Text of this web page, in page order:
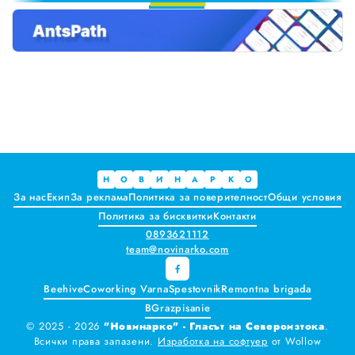
Шумен
Търговище
Добрич
Краставиците са 95% вода. Предлагат ли някакви хранителни ползи?
Как да постъпваме с близките, които не ни ценят
Н О В И Н А Р К О
За насЕкипЗа рекламаПолитика за поверителностОбщи условия
Политика за бисквиткиКонтакти
0893621112
team@novinarko.com
BeehiveCoworking VarnaSpestovnikRemontna brigada
BGrazpisanie
© 2025 - 2026 "Новинарко" - Гласът на Североизтока.
Всички права запазени. Изработка на софтуер от Wollow